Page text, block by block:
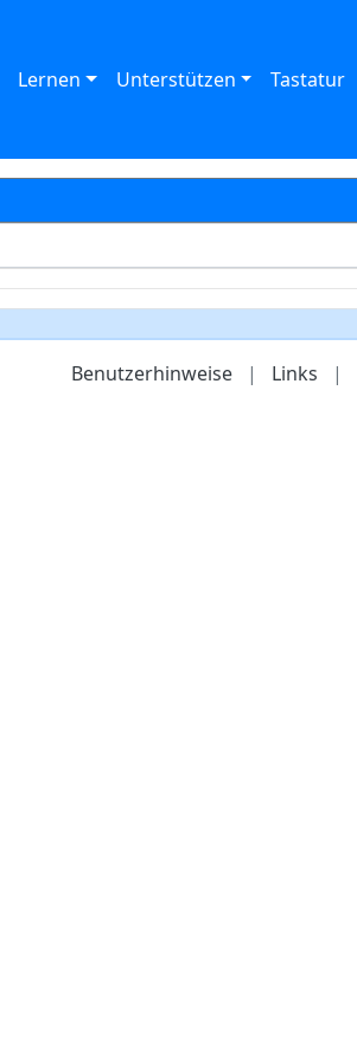
Lernen Unterstützen Tastatur
Benutzerhinweise | Links |